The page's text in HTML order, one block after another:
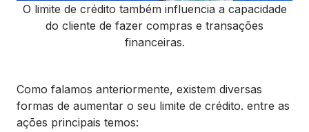
O limite de crédito também influencia a capacidade
do cliente de fazer compras e transações
financeiras.
Como falamos anteriormente, existem diversas
formas de aumentar o seu limite de crédito. entre as
ações principais temos: